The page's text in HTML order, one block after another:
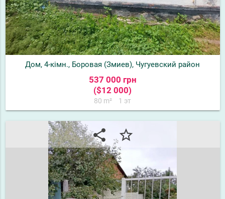
Дом, 4-кімн., Боровая (Змиев), Чугуевский район
537 000 грн
($12 000)
80 m² 1 эт
share star_border